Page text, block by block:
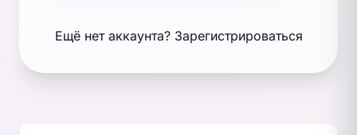
Ещё нет аккаунта? Зарегистрироваться